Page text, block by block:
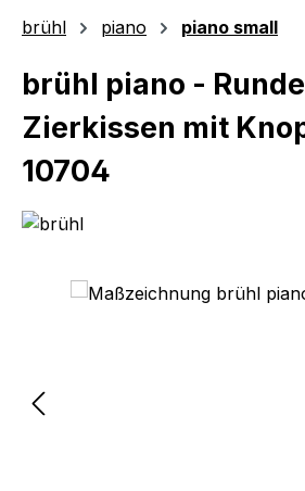
brühl piano piano small
brühl piano -
Zierkissen mit
10704
Bildergalerie überspringen